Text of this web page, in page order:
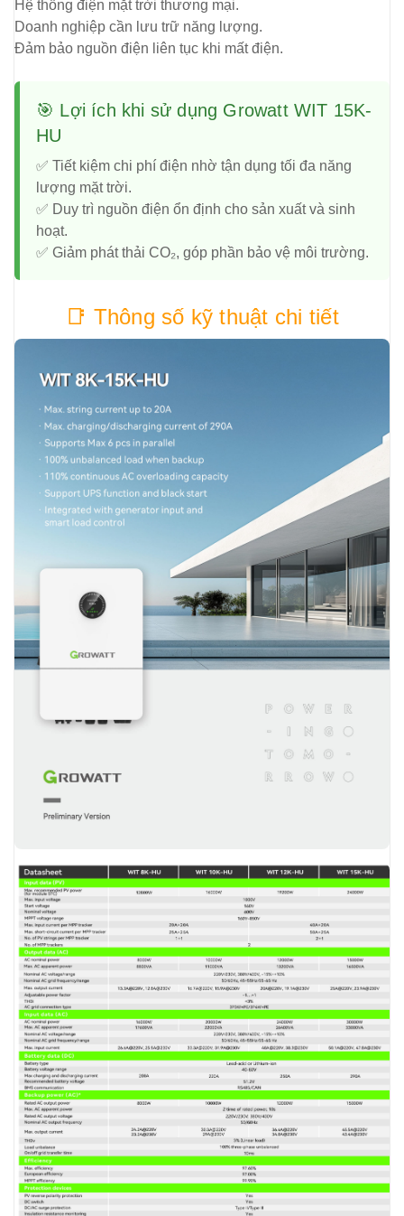
Hệ thống điện mặt trời thương mại.
Doanh nghiệp cần lưu trữ năng lượng.
Đảm bảo nguồn điện liên tục khi mất điện.
🎯 Lợi ích khi sử dụng Growatt WIT 15K-
HU
✅ Tiết kiệm chi phí điện nhờ tận dụng tối đa năng
lượng mặt trời.
✅ Duy trì nguồn điện ổn định cho sản xuất và sinh
hoạt.
✅ Giảm phát thải CO₂, góp phần bảo vệ môi trường.
📑 Thông số kỹ thuật chi tiết